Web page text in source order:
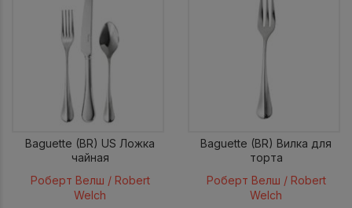
Baguette (BR) US Ложка
чайная
Роберт Велш / Robert
Welch
Baguette (BR) Вилка для
торта
Роберт Велш / Robert
Welch